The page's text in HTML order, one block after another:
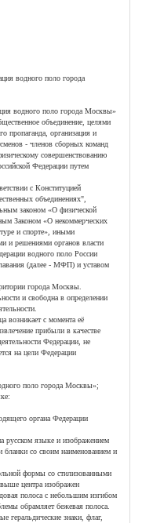
водного поло города
водного поло города Москвы»
объединение, целями
пропаганда, организация и
- членов сборных команд
совершенствованию
Федерации путем
с Конституцией
объединениях",
законом «О физической
Законом «О некоммерческих
и спорте», иными
и решениями органов власти
водного поло России
(далее - МФП) и уставом
города Москвы.
и свободна в определении
возникает с момента её
прибыли в качестве
Федерации, не
на цели Федерации
поло города Москвы»;
органа Федерации
русском языке и изображением
со своим наименованием и
формы со стилизованными
центра изображен
полоса с небольшим изгибом
обрамляет бежевая полоса.
геральдические знаки, флаг,